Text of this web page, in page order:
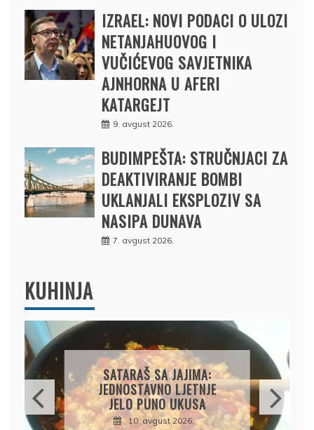
IZRAEL: NOVI PODACI O ULOZI
NETANJAHUOVOG I
VUČIĆEVOG SAVJETNIKA
AJNHORNA U AFERI
KATARGEJT
9. avgust 2026.
BUDIMPEŠTA: STRUČNJACI ZA
DEAKTIVIRANJE BOMBI
UKLANJALI EKSPLOZIV SA
NASIPA DUNAVA
7. avgust 2026.
KUHINJA
GRČKA MUSAKA: SOČNA,
KREMASTA I PUNA
MEDITERANSKIH UKUSA
10. avgust 2026.